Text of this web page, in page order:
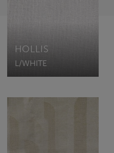
HOLLIS
L/WHITE